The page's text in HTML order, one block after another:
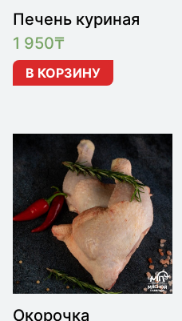
Печень куриная
1 950₸
В КОРЗИНУ
Окорочка